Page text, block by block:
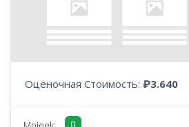
Оценочная Стоимость: ₽3.640
Mojeek: 0